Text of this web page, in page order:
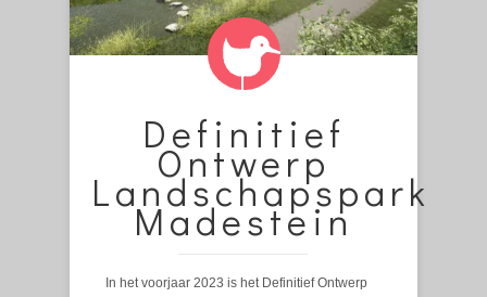
Definitief
Ontwerp
Landschapspark
Madestein
In het voorjaar 2023 is het Definitief Ontwerp